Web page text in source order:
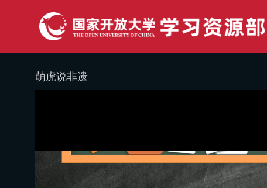
萌虎说非遗